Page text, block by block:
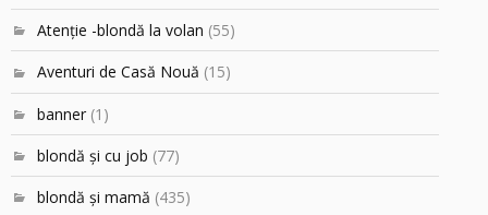
Atenţie -blondă la volan (55)
Aventuri de Casă Nouă (15)
banner (1)
blondă şi cu job (77)
blondă şi mamă (435)